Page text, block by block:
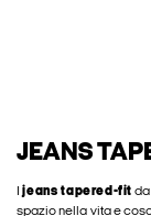
JEANS
Ijeans tapered-fit da
spazio nella vita e